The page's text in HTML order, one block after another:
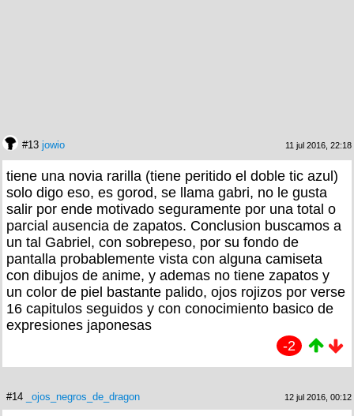
#13 jowio 11 jul 2016, 22:18
tiene una novia rarilla (tiene peritido el doble tic azul)
solo digo eso, es gorod, se llama gabri, no le gusta
salir por ende motivado seguramente por una total o
parcial ausencia de zapatos. Conclusion buscamos a
un tal Gabriel, con sobrepeso, por su fondo de
pantalla probablemente vista con alguna camiseta
con dibujos de anime, y ademas no tiene zapatos y
un color de piel bastante palido, ojos rojizos por verse
16 capitulos seguidos y con conocimiento basico de
expresiones japonesas
-2
#14 _ojos_negros_de_dragon 12 jul 2016, 00:12